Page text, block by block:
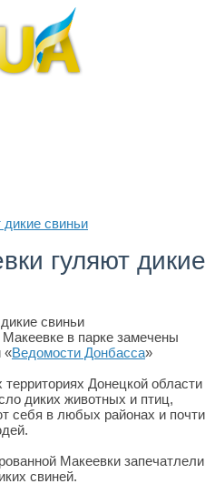
свиньи
гуляют дикие
в парке замечены
«Ведомости Донбасса»
Донецкой области
диких животных и птиц,
себя в любых районах и почти
Макеевки запечатлели
свиней.